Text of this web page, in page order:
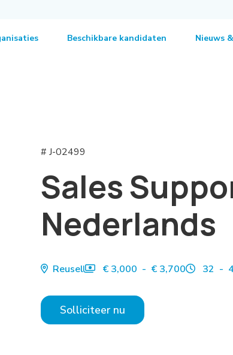
Beschikbare kandidaten Nieuws
# J-02499
Sales
Nederlands
Reusel € 3,000 - € 3,700 32 -
Solliciteer nu